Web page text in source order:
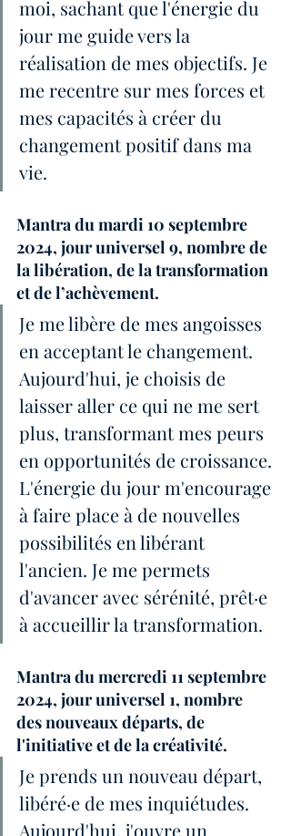
moi, sachant que l'énergie du
jour me guide vers la
réalisation de mes objectifs. Je
me recentre sur mes forces et
mes capacités à créer du
changement positif dans ma
vie.
Mantra du mardi 10 septembre
2024, jour universel 9, nombre de
la libération, de la transformation
et de l’achèvement.
Je me libère de mes angoisses
en acceptant le changement.
Aujourd'hui, je choisis de
laisser aller ce qui ne me sert
plus, transformant mes peurs
en opportunités de croissance.
L'énergie du jour m'encourage
à faire place à de nouvelles
possibilités en libérant
l'ancien. Je me permets
d'avancer avec sérénité, prêt·e
à accueillir la transformation.
Mantra du mercredi 11 septembre
2024, jour universel 1, nombre
des nouveaux départs, de
l'initiative et de la créativité.
Je prends un nouveau départ,
libéré·e de mes inquiétudes.
Aujourd'hui, j'ouvre un